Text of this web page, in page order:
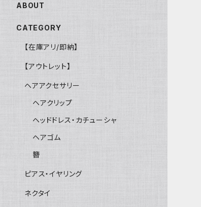
ABOUT
CATEGORY
【在庫アリ/即納】
【アウトレット】
ヘアアクセサリー
ヘアクリップ
ヘッドドレス・カチューシャ
ヘアゴム
簪
ピアス・イヤリング
ネクタイ